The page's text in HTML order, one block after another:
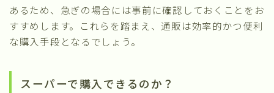
あるため、急ぎの場合には事前に確認しておくことをお
すすめします。これらを踏まえ、通販は効率的かつ便利
な購入手段となるでしょう。
スーパーで購入できるのか？